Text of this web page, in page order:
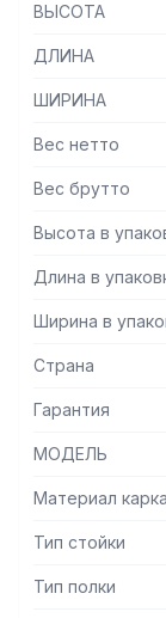
— Четыре
AISI 304
— Расстояние
мм
— Стеллаж
ВЫСОТА
ДЛИНА
ШИРИНА
Вес нетто
Вес брутто
Высота в
Длина в
Ширина в
Страна
Гарантия
МОДЕЛЬ
Материал
Тип стойки
Тип полки